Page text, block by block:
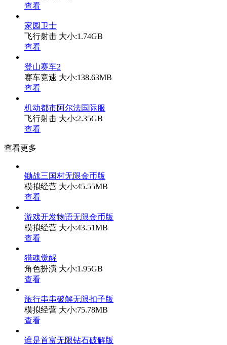
查看
家园卫士
飞行射击 大小:1.74GB
查看
登山赛车2
赛车竞速 大小:138.63MB
查看
机动都市阿尔法国际服
飞行射击 大小:2.35GB
查看
查看更多
锄战三国村无限金币版
模拟经营 大小:45.55MB
查看
游戏开发物语无限金币版
模拟经营 大小:43.51MB
查看
猎魂觉醒
角色扮演 大小:1.95GB
查看
旅行串串破解无限扣子版
模拟经营 大小:75.78MB
查看
谁是首富无限钻石破解版